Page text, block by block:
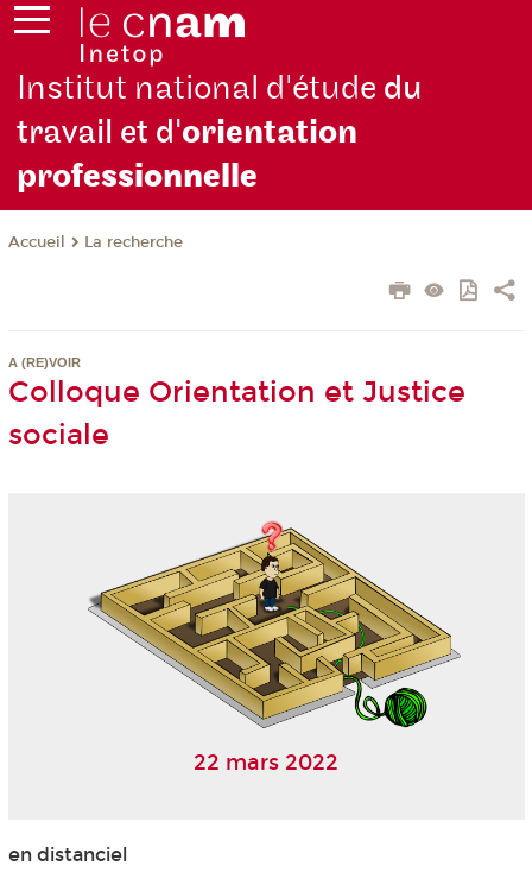
Institut national d'étude du
travail et d'orientation
professionnelle
Accueil La recherche
A (RE)VOIR
Colloque Orientation et Justice
sociale
22 mars 2022
en distanciel